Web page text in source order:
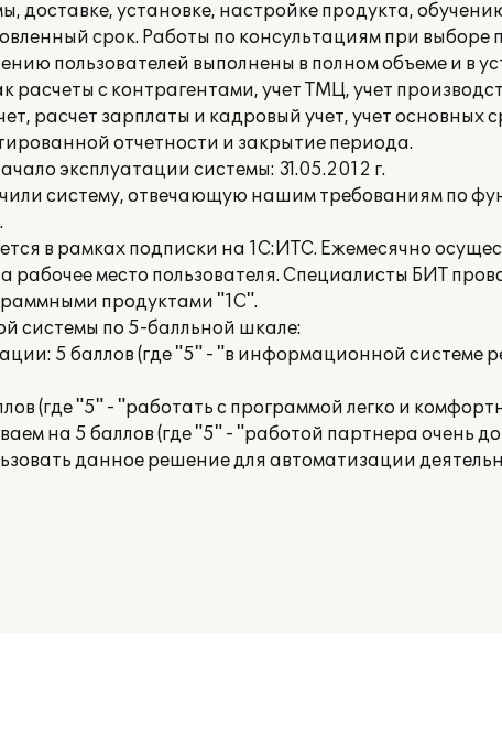
доставке, установке, настройке продукта,
срок. Работы по консультациям при выборе
пользователей выполнены в полном объеме и в
расчеты с контрагентами, учет ТМЦ, учет
расчет зарплаты и кадровый учет, учет основных
отчетности и закрытие периода.
эксплуатации системы: 31.05.2012 г.
систему, отвечающую нашим требованиям по
в рамках подписки на 1С:ИТС. Ежемесячно
рабочее место пользователя. Специалисты БИТ
продуктами "1С".
системы по 5-балльной шкале:
5 баллов (где "5" - "в информационной системе
(где "5" - "работать с программой легко и
на 5 баллов (где "5" - "работой партнера очень
данное решение для автоматизации